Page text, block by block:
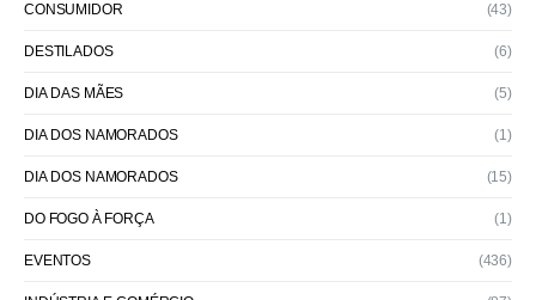
CONSUMIDOR (43)
DESTILADOS (6)
DIA DAS MÃES (5)
DIA DOS NAMORADOS (1)
DIA DOS NAMORADOS (15)
DO FOGO À FORÇA (1)
EVENTOS (436)